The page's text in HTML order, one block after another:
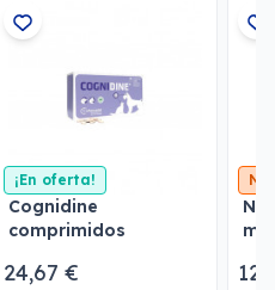
¡En oferta!
Cognidine
comprimidos
24,67 €
ml